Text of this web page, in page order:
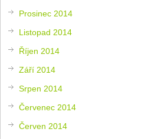
Prosinec 2014
Listopad 2014
Říjen 2014
Září 2014
Srpen 2014
Červenec 2014
Červen 2014